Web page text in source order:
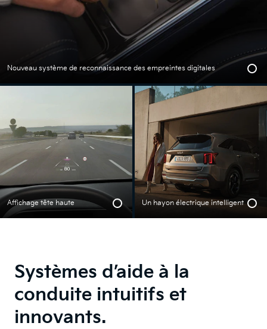
Nouveau système de reconnaissance des empreintes digitales
Affichage tête haute Un hayon électrique intelligent
Systèmes d’aide à la
conduite intuitifs et
innovants.